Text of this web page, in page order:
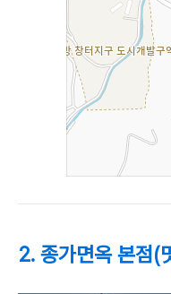
2. 종가면옥 본점(